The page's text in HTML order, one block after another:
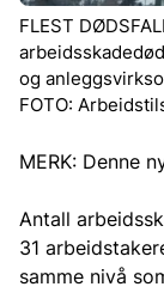
FLEST
og
FOTO:
MERK: Denne
Antall
31
samme nivå